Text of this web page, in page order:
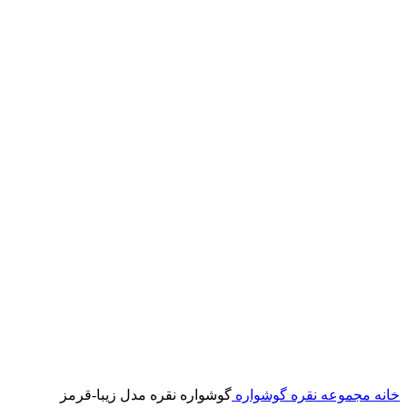
خانه مجموعه نقره گوشواره گوشواره نقره مدل زیبا-قرمز